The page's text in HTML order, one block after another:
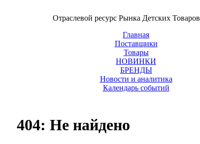
Отраслевой ресурс Рынка Детских Товаров
Главная
Поставщики
Товары
НОВИНКИ
БРЕНДЫ
Новости и аналитика
Календарь событий
404: Не найдено